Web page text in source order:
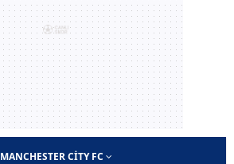
MANCHESTER CITY FC